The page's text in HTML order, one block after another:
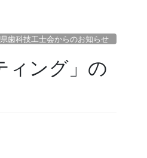
歯科技工士会からのお知らせ
ィング」の